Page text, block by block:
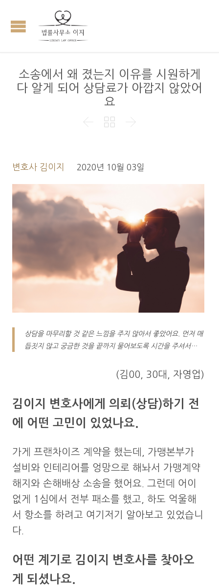
소송에서 왜 졌는지 이유를 시원하게
다 알게 되어 상담료가 아깝지 않았어
요
  
변호사 김이지 2020년 10월 03일
상담을 마무리할 것 같은 느낌을 주지 않아서 좋았어요. 먼저 매
듭짓지 않고 궁금한 것을 끝까지 물어보도록 시간을 주셔서…
(김00, 30대, 자영업)
김이지 변호사에게 의뢰(상담)하기 전
에 어떤 고민이 있었나요.
가게 프랜차이즈 계약을 했는데, 가맹본부가
설비와 인테리어를 엉망으로 해놔서 가맹계약
해지와 손해배상 소송을 했어요. 그런데 어이
없게 1심에서 전부 패소를 했고, 하도 억울해
서 항소를 하려고 여기저기 알아보고 있었습니
다.
어떤 계기로 김이지 변호사를 찾아오
게 되셨나요.